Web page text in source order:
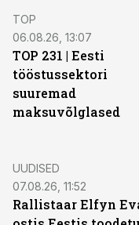
TOP
06.08.26, 13:07
TOP 231 | Eesti
tööstussektori
suuremad
maksuvõlglased
UUDISED
07.08.26, 11:52
Rallistaar Elfyn